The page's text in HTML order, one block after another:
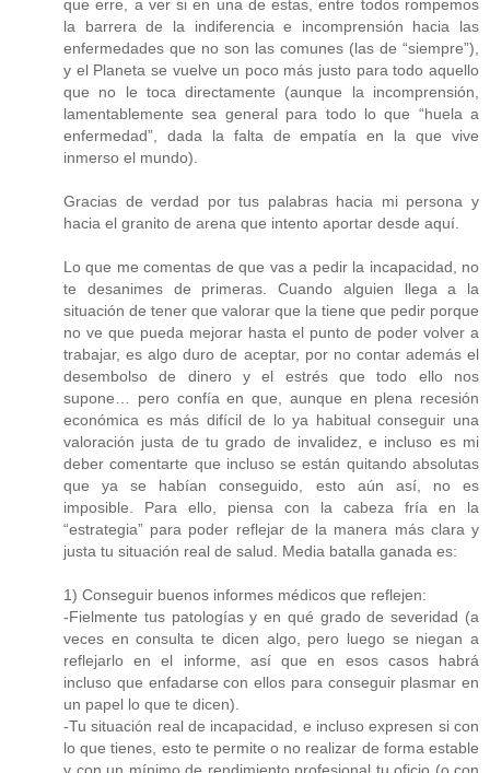
que erre, a ver si en una de estas, entre todos rompemos
la barrera de la indiferencia e incomprensión hacia las
enfermedades que no son las comunes (las de “siempre”),
y el Planeta se vuelve un poco más justo para todo aquello
que no le toca directamente (aunque la incomprensión,
lamentablemente sea general para todo lo que “huela a
enfermedad”, dada la falta de empatía en la que vive
inmerso el mundo).
Gracias de verdad por tus palabras hacia mi persona y
hacia el granito de arena que intento aportar desde aquí.
Lo que me comentas de que vas a pedir la incapacidad, no
te desanimes de primeras. Cuando alguien llega a la
situación de tener que valorar que la tiene que pedir porque
no ve que pueda mejorar hasta el punto de poder volver a
trabajar, es algo duro de aceptar, por no contar además el
desembolso de dinero y el estrés que todo ello nos
supone… pero confía en que, aunque en plena recesión
económica es más difícil de lo ya habitual conseguir una
valoración justa de tu grado de invalidez, e incluso es mi
deber comentarte que incluso se están quitando absolutas
que ya se habían conseguido, esto aún así, no es
imposible. Para ello, piensa con la cabeza fría en la
“estrategia” para poder reflejar de la manera más clara y
justa tu situación real de salud. Media batalla ganada es:
1) Conseguir buenos informes médicos que reflejen:
-Fielmente tus patologías y en qué grado de severidad (a
veces en consulta te dicen algo, pero luego se niegan a
reflejarlo en el informe, así que en esos casos habrá
incluso que enfadarse con ellos para conseguir plasmar en
un papel lo que te dicen).
-Tu situación real de incapacidad, e incluso expresen si con
lo que tienes, esto te permite o no realizar de forma estable